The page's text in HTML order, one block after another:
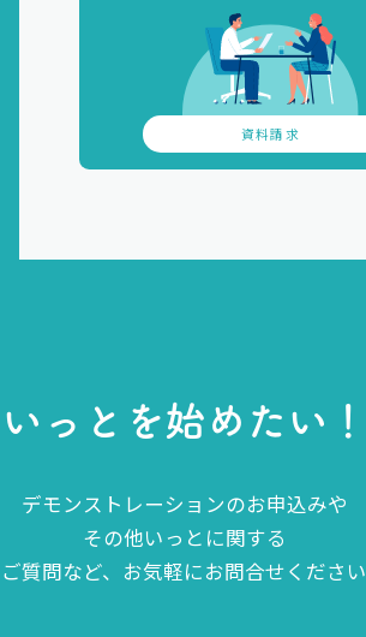
資料請求
い っ と を始 め た い ！
デモンストレーションのお申込みや
その他いっとに関する
ご質問など、お気軽にお問合せください